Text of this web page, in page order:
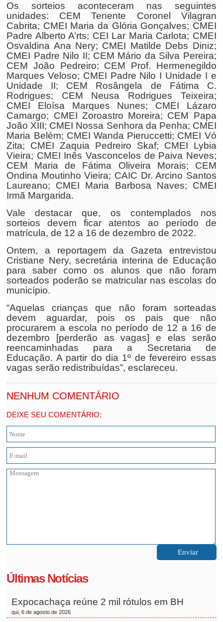
Os sorteios aconteceram nas seguintes
unidades: CEM Tenente Coronel Vilagran
Cabrita; CMEI Maria da Glória Gonçalves; CMEI
Padre Alberto A’rts; CEI Lar Maria Carlota; CMEI
Osvaldina Ana Nery; CMEI Matilde Debs Diniz;
CMEI Padre Nilo II; CEM Mário da Silva Pereira;
CEM João Pedreiro; CEM Prof. Hermenegildo
Marques Veloso; CMEI Padre Nilo I Unidade I e
Unidade II; CEM Rosângela de Fátima C.
Rodrigues; CEM Neusa Rodrigues Teixeira;
CMEI Eloísa Marques Nunes; CMEI Lázaro
Camargo; CMEI Zoroastro Moreira; CEM Papa
João XIII; CMEI Nossa Senhora da Penha; CMEI
Maria Belém; CMEI Wanda Pieruccetti; CMEI Vó
Zita; CMEI Zaquia Pedreiro Skaf; CMEI Lybia
Vieira; CMEI Inês Vasconcelos de Paiva Neves;
CEM Maria de Fátima Oliveira Morais; CEM
Ondina Moutinho Vieira; CAIC Dr. Arcino Santos
Laureano; CMEI Maria Barbosa Naves; CMEI
Irmã Margarida.
Vale destacar que, os contemplados nos
sorteios devem ficar atentos ao período de
matrícula, de 12 a 16 de dezembro de 2022.
Ontem, a reportagem da Gazeta entrevistou
Cristiane Nery, secretária interina de Educação
para saber como os alunos que não foram
sorteados poderão se matricular nas escolas do
município.
“Aquelas crianças que não foram sorteadas
devem aguardar, pois os pais que não
procurarem a escola no período de 12 a 16 de
dezembro [perderão as vagas] e elas serão
reencaminhadas para a Secretaria de
Educação. A partir do dia 1º de fevereiro essas
vagas serão redistribuídas”, esclareceu.
NENHUM COMENTÁRIO
DEIXE SEU COMENTÁRIO:
Últimas Notícias
Expocachaça reúne 2 mil rótulos em BH
qui, 6 de agosto de 2026